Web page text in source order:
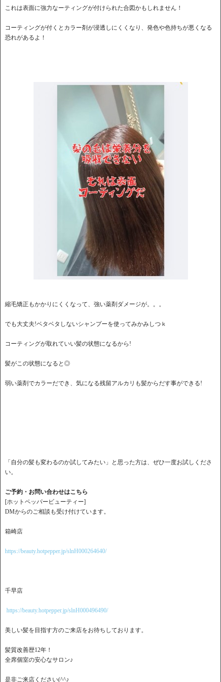
これは表面に強力なーティングが付けられた合図かもしれません！
コーティングが付くとカラー剤が浸透しにくくなり、発色や色持ちが悪くなる
恐れがあるよ！
縮毛矯正もかかりにくくなって、強い薬剤ダメージが。。。
でも大丈夫!ベタベタしないシャンプーを使ってみかみしつｋ
コーティングが取れていい髪の状態になるから!
髪がこの状態になると◎
弱い薬剤でカラーだでき、気になる残留アルカリも髪からだす事ができる!
「自分の髪も変わるのか試してみたい」と思った方は、ぜひ一度お試しくださ
い。
ご予約・お問い合わせはこちら
[ホットペッパービューティー]
DMからのご相談も受け付けています。
箱崎店
https://beauty.hotpepper.jp/slnH000264640/
千早店
https://beauty.hotpepper.jp/slnH000496490/
美しい髪を目指す方のご来店をお待ちしております。
髪質改善歴12年！
全席個室の安心なサロン♪
是非ご来店ください(^^♪